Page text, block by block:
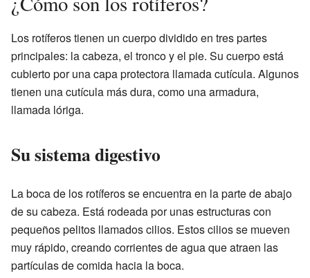
Los rotíferos tienen un cuerpo dividido en tres partes
principales: la cabeza, el tronco y el pie. Su cuerpo está
cubierto por una capa protectora llamada cutícula. Algunos
tienen una cutícula más dura, como una armadura,
llamada lóriga.
Su sistema digestivo
La boca de los rotíferos se encuentra en la parte de abajo
de su cabeza. Está rodeada por unas estructuras con
pequeños pelitos llamados cilios. Estos cilios se mueven
muy rápido, creando corrientes de agua que atraen las
partículas de comida hacia la boca.